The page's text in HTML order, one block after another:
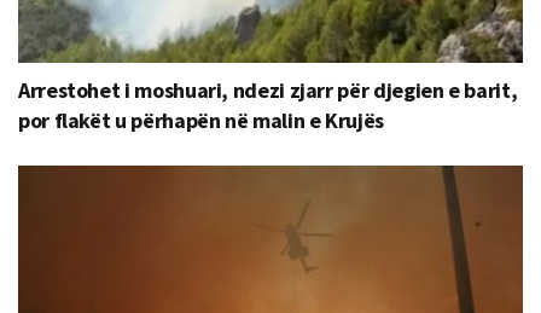
Arrestohet i moshuari, ndezi zjarr për djegien e barit,
por flakët u përhapën në malin e Krujës